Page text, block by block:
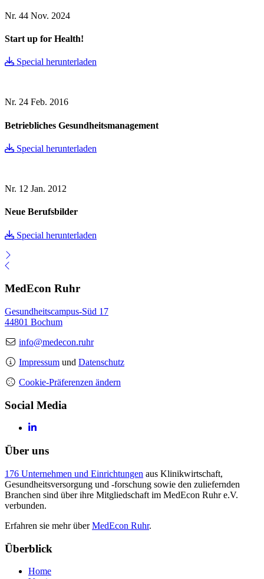
Nr. 44 Nov. 2024
Start up for Health!
Special herunterladen
Nr. 24 Feb. 2016
Betriebliches Gesundheitsmanagement
Special herunterladen
Nr. 12 Jan. 2012
Neue Berufsbilder
Special herunterladen
MedEcon Ruhr
Gesundheitscampus-Süd 17
44801 Bochum
info@medecon.ruhr
Impressum und Datenschutz
Cookie-Präferenzen ändern
Social Media
Über uns
176 Unternehmen und Einrichtungen aus Klinikwirtschaft,
Gesundheitsversorgung und -forschung sowie den zuliefernden
Branchen sind über ihre Mitgliedschaft im MedEcon Ruhr e.V.
verbunden.
Erfahren sie mehr überMedEcon Ruhr.
Überblick
Home